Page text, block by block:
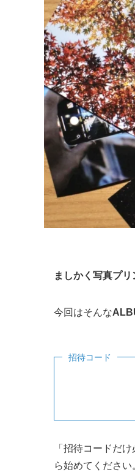
ましかく写真プリ
今回はそんな
招待コード
「招待コードだ
ら始めてください